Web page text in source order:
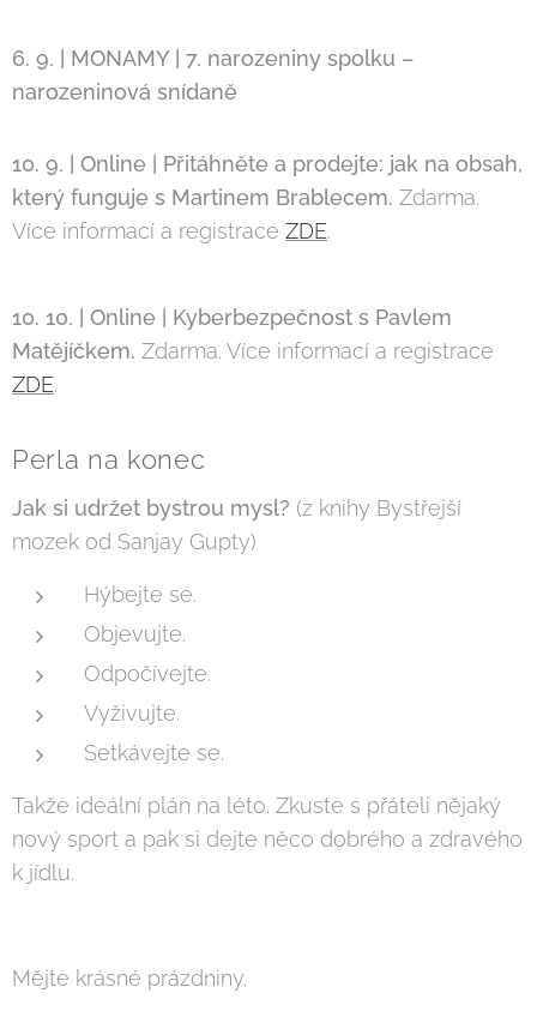
6. 9. | MONAMY | 7. narozeniny spolku –
narozeninová snídaně
10. 9. | Online | Přitáhněte a prodejte: jak na obsah,
který funguje s Martinem Brablecem. Zdarma.
Více informací a registrace ZDE.
10. 10. | Online | Kyberbezpečnost s Pavlem
Matějíčkem. Zdarma. Více informací a registrace
ZDE.
Perla na konec
Jak si udržet bystrou mysl? (z knihy Bystřejší
mozek od Sanjay Gupty)
Hýbejte se.
Objevujte.
Odpočívejte.
Vyživujte.
Setkávejte se.
Takže ideální plán na léto. Zkuste s přáteli nějaký
nový sport a pak si dejte něco dobrého a zdravého
k jídlu. ☀🚲🏃‍♀️🚣‍♀️
Mějte krásné prázdniny.